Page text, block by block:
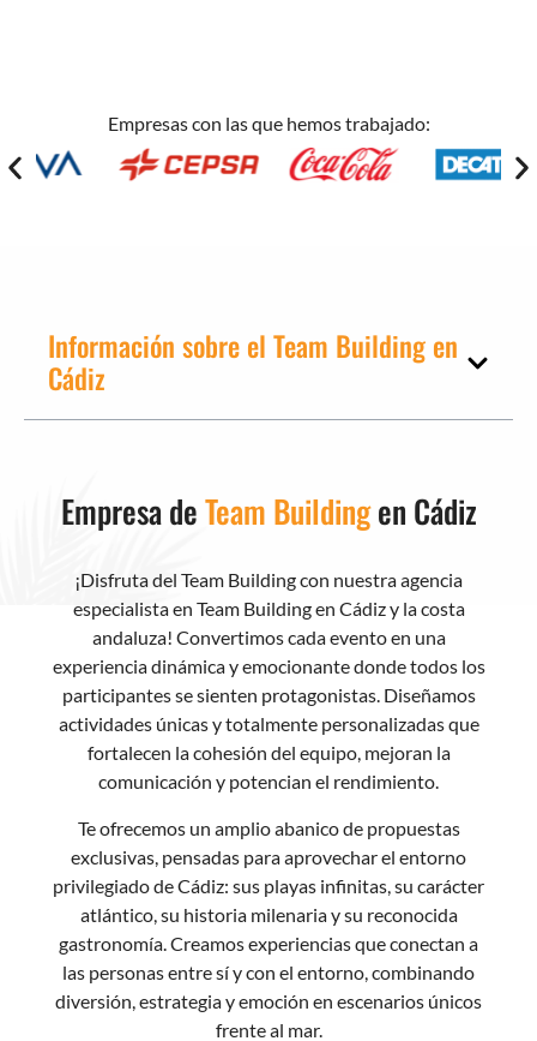
Empresas con las que hemos trabajado:
Información sobre el Team Building en
Cádiz
Empresa deTeam Buildingen Cádiz
¡Disfruta del Team Building con nuestra agencia
especialista en Team Building en Cádiz y la costa
andaluza! Convertimos cada evento en una
experiencia dinámica y emocionante donde todos los
participantes se sienten protagonistas. Diseñamos
actividades únicas y totalmente personalizadas que
fortalecen la cohesión del equipo, mejoran la
comunicación y potencian el rendimiento.
Te ofrecemos un amplio abanico de propuestas
exclusivas, pensadas para aprovechar el entorno
privilegiado de Cádiz: sus playas infinitas, su carácter
atlántico, su historia milenaria y su reconocida
gastronomía. Creamos experiencias que conectan a
las personas entre sí y con el entorno, combinando
diversión, estrategia y emoción en escenarios únicos
frente al mar.